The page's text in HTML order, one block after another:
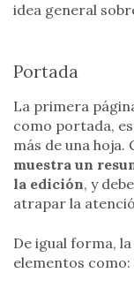
idea general
Portada
La primera
como portada,
más de una hoja.
muestra un
la edición, y
atrapar la
De igual forma,
elementos como: